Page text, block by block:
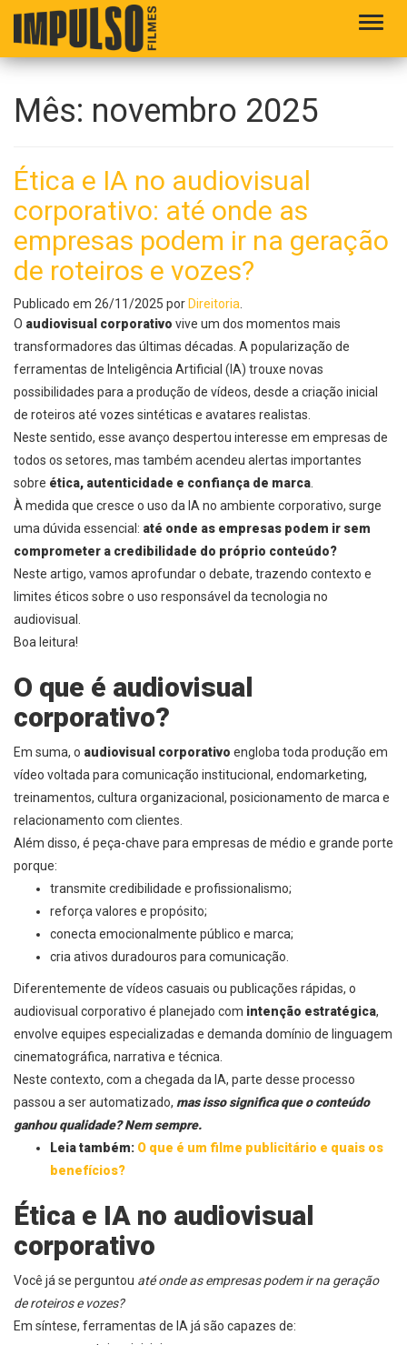
Mês: novembro 2025
Ética e IA no audiovisual
corporativo: até onde as
empresas podem ir na geração
de roteiros e vozes?
Publicado em 26/11/2025 por Direitoria.
O audiovisual corporativo vive um dos momentos mais
transformadores das últimas décadas. A popularização de
ferramentas de Inteligência Artificial (IA) trouxe novas
possibilidades para a produção de vídeos, desde a criação inicial
de roteiros até vozes sintéticas e avatares realistas.
Neste sentido, esse avanço despertou interesse em empresas de
todos os setores, mas também acendeu alertas importantes
sobre ética, autenticidade e confiança de marca.
À medida que cresce o uso da IA no ambiente corporativo, surge
uma dúvida essencial: até onde as empresas podem ir sem
comprometer a credibilidade do próprio conteúdo?
Neste artigo, vamos aprofundar o debate, trazendo contexto e
limites éticos sobre o uso responsável da tecnologia no
audiovisual.
Boa leitura!
O que é audiovisual
corporativo?
Em suma, o audiovisual corporativo engloba toda produção em
vídeo voltada para comunicação institucional, endomarketing,
treinamentos, cultura organizacional, posicionamento de marca e
relacionamento com clientes.
Além disso, é peça-chave para empresas de médio e grande porte
porque:
transmite credibilidade e profissionalismo;
reforça valores e propósito;
conecta emocionalmente público e marca;
cria ativos duradouros para comunicação.
Diferentemente de vídeos casuais ou publicações rápidas, o
audiovisual corporativo é planejado com intenção estratégica,
envolve equipes especializadas e demanda domínio de linguagem
cinematográfica, narrativa e técnica.
Neste contexto, com a chegada da IA, parte desse processo
passou a ser automatizado, mas isso significa que o conteúdo
ganhou qualidade? Nem sempre.
Leia também: O que é um filme publicitário e quais os
benefícios?
Ética e IA no audiovisual
corporativo
Você já se perguntou até onde as empresas podem ir na geração
de roteiros e vozes?
Em síntese, ferramentas de IA já são capazes de: